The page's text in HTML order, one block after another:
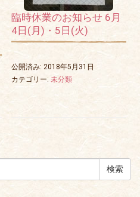
臨時休業のお知らせ 6月
4日(月)・5日(火)
公開済み: 2018年5月31日
カテゴリー:未分類